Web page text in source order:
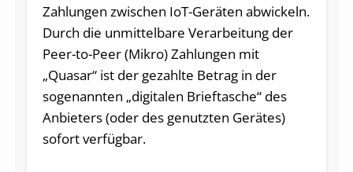
Zahlungen zwischen IoT-Geräten abwickeln.
Durch die unmittelbare Verarbeitung der
Peer-to-Peer (Mikro) Zahlungen mit
„Quasar“ ist der gezahlte Betrag in der
sogenannten „digitalen Brieftasche“ des
Anbieters (oder des genutzten Gerätes)
sofort verfügbar.